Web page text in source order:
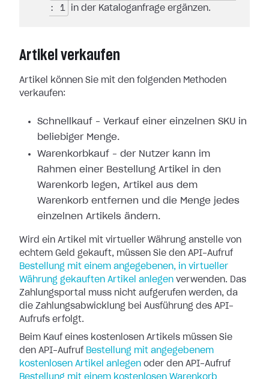
: 1
in der Kataloganfrage ergänzen.
Artikel verkaufen
Artikel können Sie mit den folgenden Methoden
verkaufen:
Schnellkauf – Verkauf einer einzelnen SKU in
beliebiger Menge.
Warenkorbkauf – der Nutzer kann im
Rahmen einer Bestellung Artikel in den
Warenkorb legen, Artikel aus dem
Warenkorb entfernen und die Menge jedes
einzelnen Artikels ändern.
Wird ein Artikel mit virtueller Währung anstelle von
echtem Geld gekauft, müssen Sie den API-Aufruf
Bestellung mit einem angegebenen, in virtueller
Währung gekauften Artikel anlegen verwenden. Das
Zahlungsportal muss nicht aufgerufen werden, da
die Zahlungsabwicklung bei Ausführung des API-
Aufrufs erfolgt.
Beim Kauf eines kostenlosen Artikels müssen Sie
den API-Aufruf Bestellung mit angegebenem
kostenlosen Artikel anlegen oder den API-Aufruf
Bestellung mit einem kostenlosen Warenkorb